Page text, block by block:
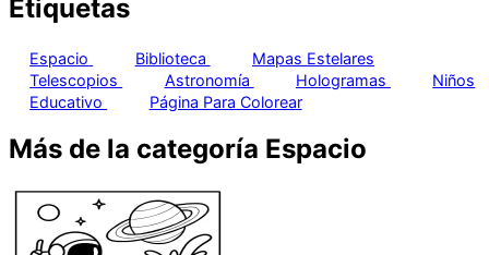
Etiquetas
Espacio Biblioteca
Mapas Estelares
Telescopios
Astronomía Hologramas
Niños
Educativo
Página Para Colorear
Más de la categoría Espacio